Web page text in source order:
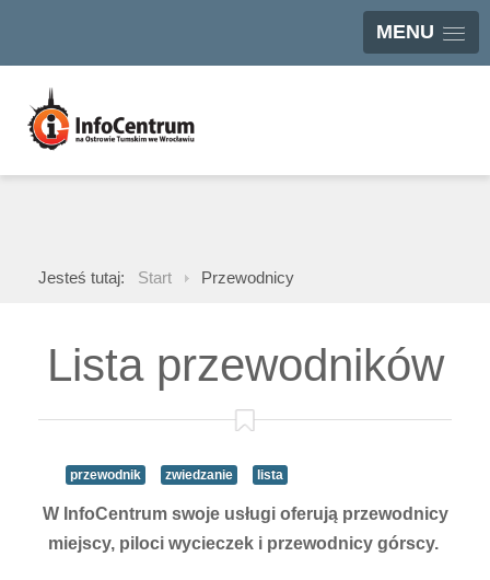
MENU
Jesteś tutaj: Start Przewodnicy
Lista przewodników
przewodnik zwiedzanie lista
W InfoCentrum swoje usługi oferują przewodnicy
miejscy, piloci wycieczek i przewodnicy górscy.